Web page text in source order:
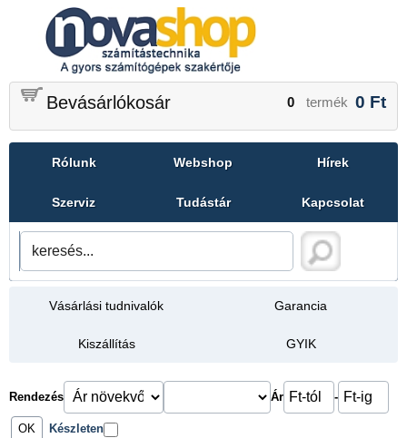
Bevásárlókosár 0 termék 0 Ft
Rólunk Webshop Hírek
Szerviz Tudástár Kapcsolat
Vásárlási tudnivalók Garancia
Kiszállítás GYIK
Rendezés Ár -
Készleten